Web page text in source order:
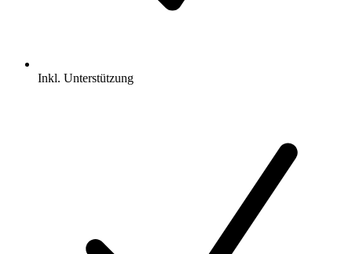
Inkl. Unterstützung